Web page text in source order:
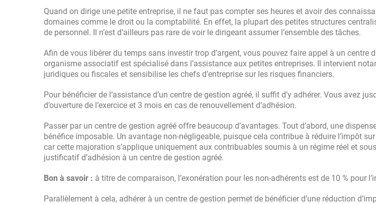
Quand on dirige une petite entreprise, il ne faut pas compter ses heures et avoir des
domaines comme le droit ou la comptabilité. En effet, la plupart des petites structures
de personnel. Il n’est d’ailleurs pas rare de voir le dirigeant assumer l’ensemble des tâches.
Afin de vous libérer du temps sans investir trop d’argent, vous pouvez faire appel à un centre
organisme associatif est spécialisé dans l’assistance aux petites entreprises. Il intervient
juridiques ou fiscales et sensibilise les chefs d’entreprise sur les risques financiers.
Pour bénéficier de l’assistance d’un centre de gestion agréé, il suffit d’y adhérer. Vous avez
d’ouverture de l’exercice et 3 mois en cas de renouvellement d’adhésion.
Passer par un centre de gestion agréé offre beaucoup d’avantages. Tout d’abord, une
bénéfice imposable. Un avantage non-négligeable, puisque cela contribue à réduire l’impôt
car cette majoration s’applique uniquement aux contribuables soumis à un régime réel et
justificatif d’adhésion à un centre de gestion agréé.
Bon à savoir : à titre de comparaison, l’exonération pour les non-adhérents est de 10 % pour
Parallèlement à cela, adhérer à un centre de gestion permet de bénéficier d’une réduction